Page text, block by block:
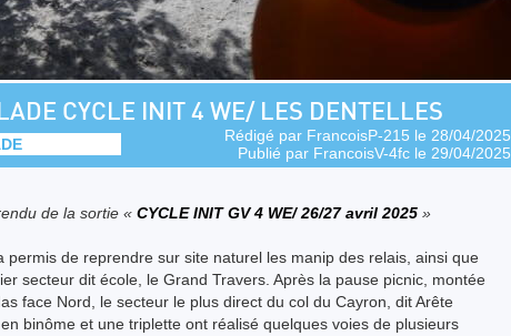
CYCLE INIT 4 WE/ LES DENTELLES
Rédigé par FrancoisP-215 le 28/04/2025
Publié par FrancoisV-4fc le 29/04/2025
de la sortie « CYCLE INIT GV 4 WE/ 26/27 avril 2025 »
permis de reprendre sur site naturel les manip des relais, ainsi que
secteur dit école, le Grand Travers. Après la pause picnic, montée
face Nord, le secteur le plus direct du col du Cayron, dit Arête
binôme et une triplette ont réalisé quelques voies de plusieurs